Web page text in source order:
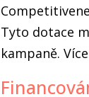
Tyto dotace
kampaně.